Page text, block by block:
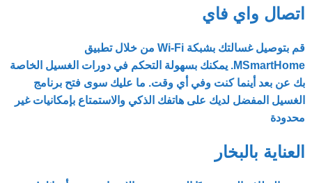
اتصال واي فاي
قم بتوصيل غسالتك بشبكة Wi-Fi من خلال تطبيق
MSmartHome. يمكنك بسهولة التحكم في دورات الغسيل الخاصة
بك عن بعد أينما كنت وفي أي وقت. ما عليك سوى فتح برنامج
الغسيل المفضل لديك على هاتفك الذكي والاستمتاع بإمكانيات غير
محدودة
العناية بالبخار